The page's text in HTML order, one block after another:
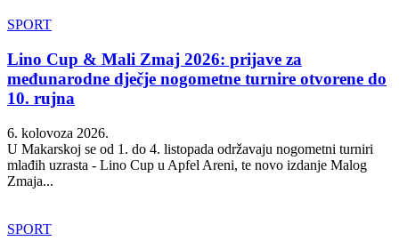
SPORT
Lino Cup & Mali Zmaj 2026: prijave za
međunarodne dječje nogometne turnire otvorene do
10. rujna
6. kolovoza 2026.
U Makarskoj se od 1. do 4. listopada održavaju nogometni turniri
mlađih uzrasta - Lino Cup u Apfel Areni, te novo izdanje Malog
Zmaja...
SPORT